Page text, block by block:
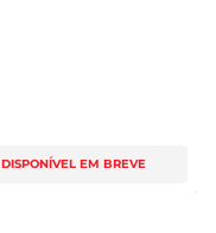
DISPONÍVEL EM BREVE